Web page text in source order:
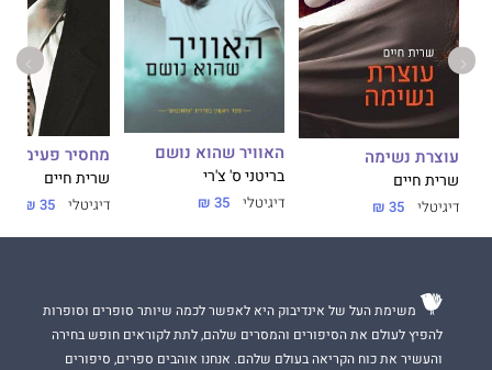
החמישי של דולב בן ארוש, רומנטיקנית חסרת תקנה שמסתכלת
למציאות בלבן של העיניים.
עוצרת נשימה
שרית חיים
דיגיטלי 35 ₪
האוויר שהוא נושם
בריטני ס' צ'רי
דיגיטלי 35 ₪
מחסיר פעימה
שרית חיים
דיגיטלי 35 ₪
משימת העל של אינדיבוק היא לאפשר לכמה שיותר סופרים וסופרות
להפיץ לעולם את הסיפורים והמסרים שלהם, לתת לקוראים חופש בחירה
והעשיר את כוח הקריאה בעולם שלהם. אנחנו אוהבים ספרים, סיפורים